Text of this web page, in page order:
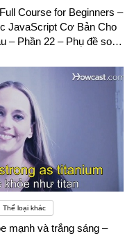
Course for Beginners –
JavaScript Cơ Bản Cho
– Phần 22 – Phụ đề song
Thể loại khác
mạnh và trắng sáng –